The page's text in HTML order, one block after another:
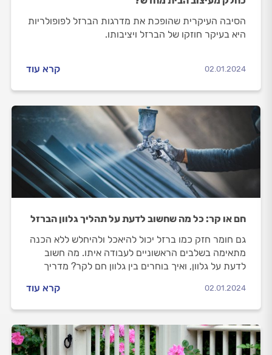
הסיבה העיקרית שהופכת את מדרגות הברזל לפופולריות
היא בעיקר חוזקו של הברזל ויציבותו.
02.01.2024 קרא עוד
חם או קר: כל מה שחשוב לדעת על תהליך גלוון הברזל
גם חומר חזק כמו ברזל יכול להיאכל ולהיחלש ללא הכנה
מתאימה בשלבים הראשוניים לעבודה איתו. מה חשוב
לדעת על גלוון, ואיך בוחרים בין גלוון חם לקר? מדריך
02.01.2024 קרא עוד